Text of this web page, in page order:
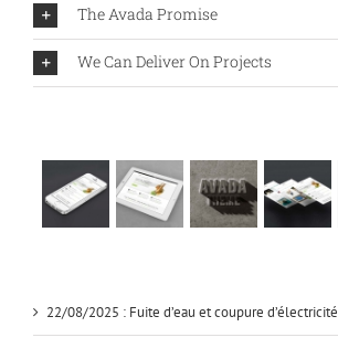
The Avada Promise
We Can Deliver On Projects
22/08/2025 : Fuite d’eau et coupure d’électricité